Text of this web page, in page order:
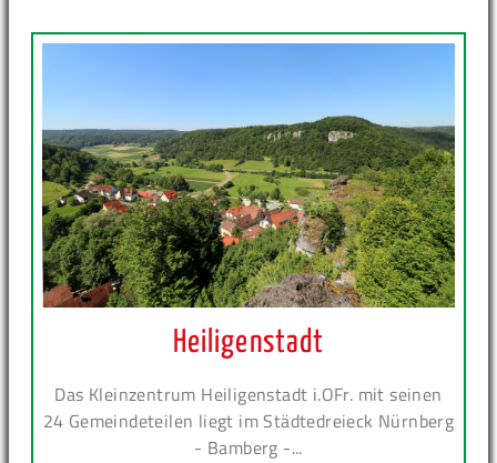
Heiligenstadt
Das Kleinzentrum Heiligenstadt i.OFr. mit seinen
24 Gemeindeteilen liegt im Städtedreieck Nürnberg
- Bamberg -...